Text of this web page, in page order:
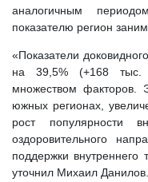
аналогичным
показателю регион
«Показатели
на 39,5% (+168 тыс.
множеством факторов.
южных регионах,
рост популярности
оздоровительного
поддержки
уточнил Михаил Данилов.